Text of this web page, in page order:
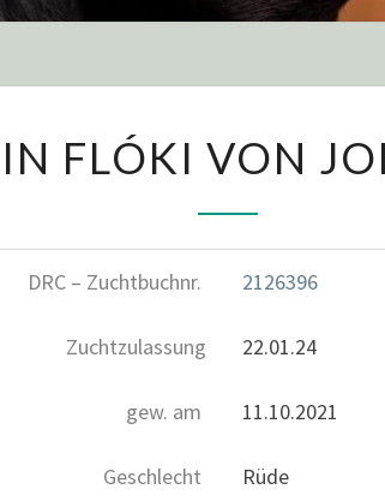
FLÓKI VON
DRC – Zuchtbuchnr. 2126396
Zuchtzulassung 22.01.24
gew. am 11.10.2021
Geschlecht Rüde